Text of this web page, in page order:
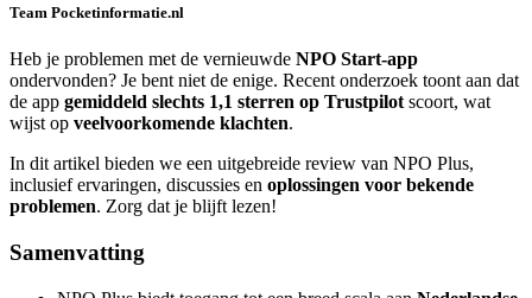
Team Pocketinformatie.nl
Heb je problemen met de vernieuwde NPO Start-app
ondervonden? Je bent niet de enige. Recent onderzoek toont aan dat
de app gemiddeld slechts 1,1 sterren op Trustpilot scoort, wat
wijst op veelvoorkomende klachten.
In dit artikel bieden we een uitgebreide review van NPO Plus,
inclusief ervaringen, discussies en oplossingen voor bekende
problemen. Zorg dat je blijft lezen!
Samenvatting